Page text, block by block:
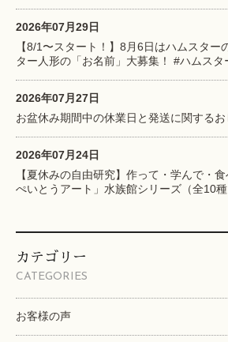
2026年07月29日
【8/1〜スタート！】8月6日はハムスター
ター人形の「お名前」大募集！ #ハムス
2026年07月27日
お盆休み期間中の休業日と発送に関する
2026年07月24日
【夏休みの自由研究】作って・学んで・
ぺいとうアート」水族館シリーズ（全10種
カテゴリー
CATEGORIES
お客様の声